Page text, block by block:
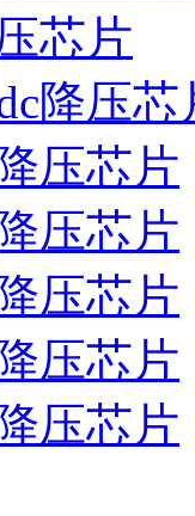
芯片
降压芯
压芯片
压芯片
压芯片
压芯片
压芯片